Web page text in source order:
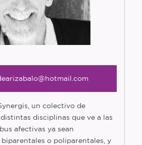
un colectivo de
disciplinas que ve a las
afectivas ya sean
o poliparentales, y